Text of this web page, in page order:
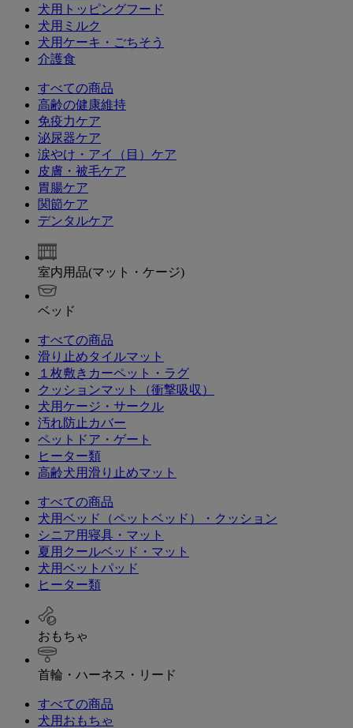
犬用トッピングフード
犬用ミルク
犬用ケーキ・ごちそう
介護食
すべての商品
高齢の健康維持
免疫力ケア
泌尿器ケア
涙やけ・アイ（目）ケア
皮膚・被毛ケア
胃腸ケア
関節ケア
デンタルケア
室内用品(マット・ケージ)
ベッド
すべての商品
滑り止めタイルマット
１枚敷きカーペット・ラグ
クッションマット（衝撃吸収）
犬用ケージ・サークル
汚れ防止カバー
ペットドア・ゲート
ヒーター類
高齢犬用滑り止めマット
すべての商品
犬用ベッド（ペットベッド）・クッション
シニア用寝具・マット
夏用クールベッド・マット
犬用ベットパッド
ヒーター類
おもちゃ
首輪・ハーネス・リード
すべての商品
犬用おもちゃ